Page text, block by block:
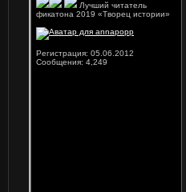
Лучший читатель
фикатона 2019 «Творец истории»
Регистрация: 05.06.2012
Сообщения: 4,249